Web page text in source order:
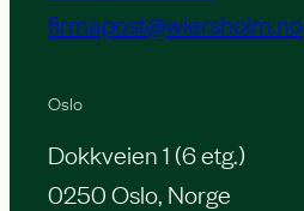
firmapost@wiersholm.no
Oslo
Dokkveien 1 (6 etg.)
0250 Oslo, Norge